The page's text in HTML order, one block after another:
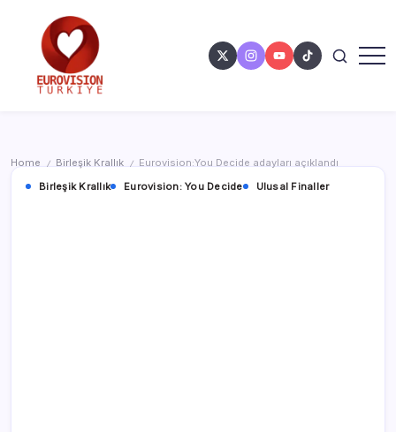
Home / Birleşik Krallık /
Eurovision:You Decide adayları açıklandı
Birleşik Krallık
Eurovision: You Decide Ulusal Finaller